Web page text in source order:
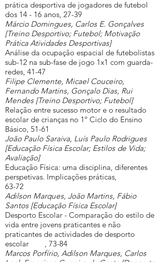
prática desportiva de jogadores de futebol
dos 14 - 16 anos, 27-39
Márcio Domingues, Carlos E. Gonçalves
[Treino Desportivo; Futebol; Motivação
Prática Atividades Desportivas]
Análise da ocupação espacial de futebolistas
sub-12 na sub-fase de jogo 1x1 com guarda-
redes, 41-47
Filipe Clemente, Micael Couceiro,
Fernando Martins, Gonçalo Dias, Rui
Mendes [Treino Desportivo; Futebol]
Relação entre sucesso motor e o resultado
escolar de crianças no 1º Ciclo do Ensino
Básico, 51-61
João Paulo Saraiva, Luís Paulo Rodrigues
[Educação Física Escolar; Estilos de Vida;
Avaliação]
Educação Física: uma disciplina, diferentes
perspetivas. Implicações práticas,
63-72
Adilson Marques, João Martins, Fábio
Santos [Educação Física Escolar]
Desporto Escolar - Comparação do estilo de
vida entre jovens praticantes e não
praticantes de actividades de desporto
escolar , 73-84
Marcos Porfírio, Adilson Marques, Carlos
Leal, Francisco Carreiro da Costa [Desporto